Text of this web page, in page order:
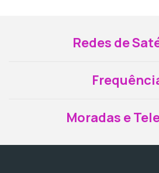
Redes de
Moradas e